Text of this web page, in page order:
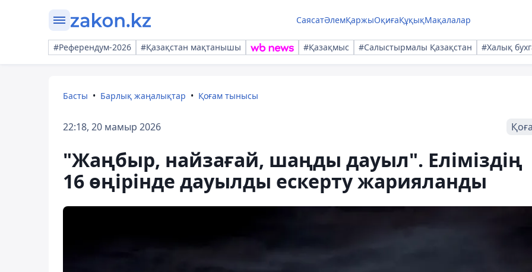
СаясатӘлемҚаржыОқиғаҚұқықМақалалар
#Референдум-2026 #Қазақстан мақтанышы #Қазақмыс #Салыстырмалы Қазақстан #Халық
Басты Барлық жаңалықтар Қоғам тынысы
22:18, 20 мамыр 2026
"Жаңбыр, найзағай, шаңды дауыл". Еліміздің
16 өңірінде дауылды ескерту жарияланды